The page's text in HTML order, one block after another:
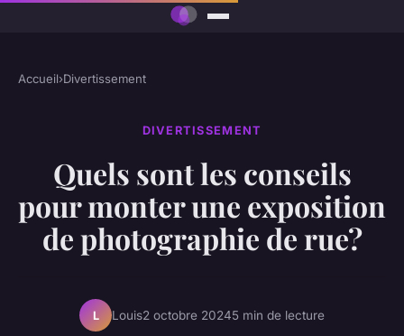
Accueil›Divertissement
DIVERTISSEMENT
Quels sont les conseils
pour monter une exposition
de photographie de rue?
L Louis2 octobre 20245 min de lecture